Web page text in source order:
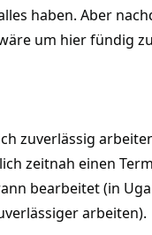
haben. Aber
um hier fündig
zuverlässig
zeitnah einen
bearbeitet (in
arbeiten).